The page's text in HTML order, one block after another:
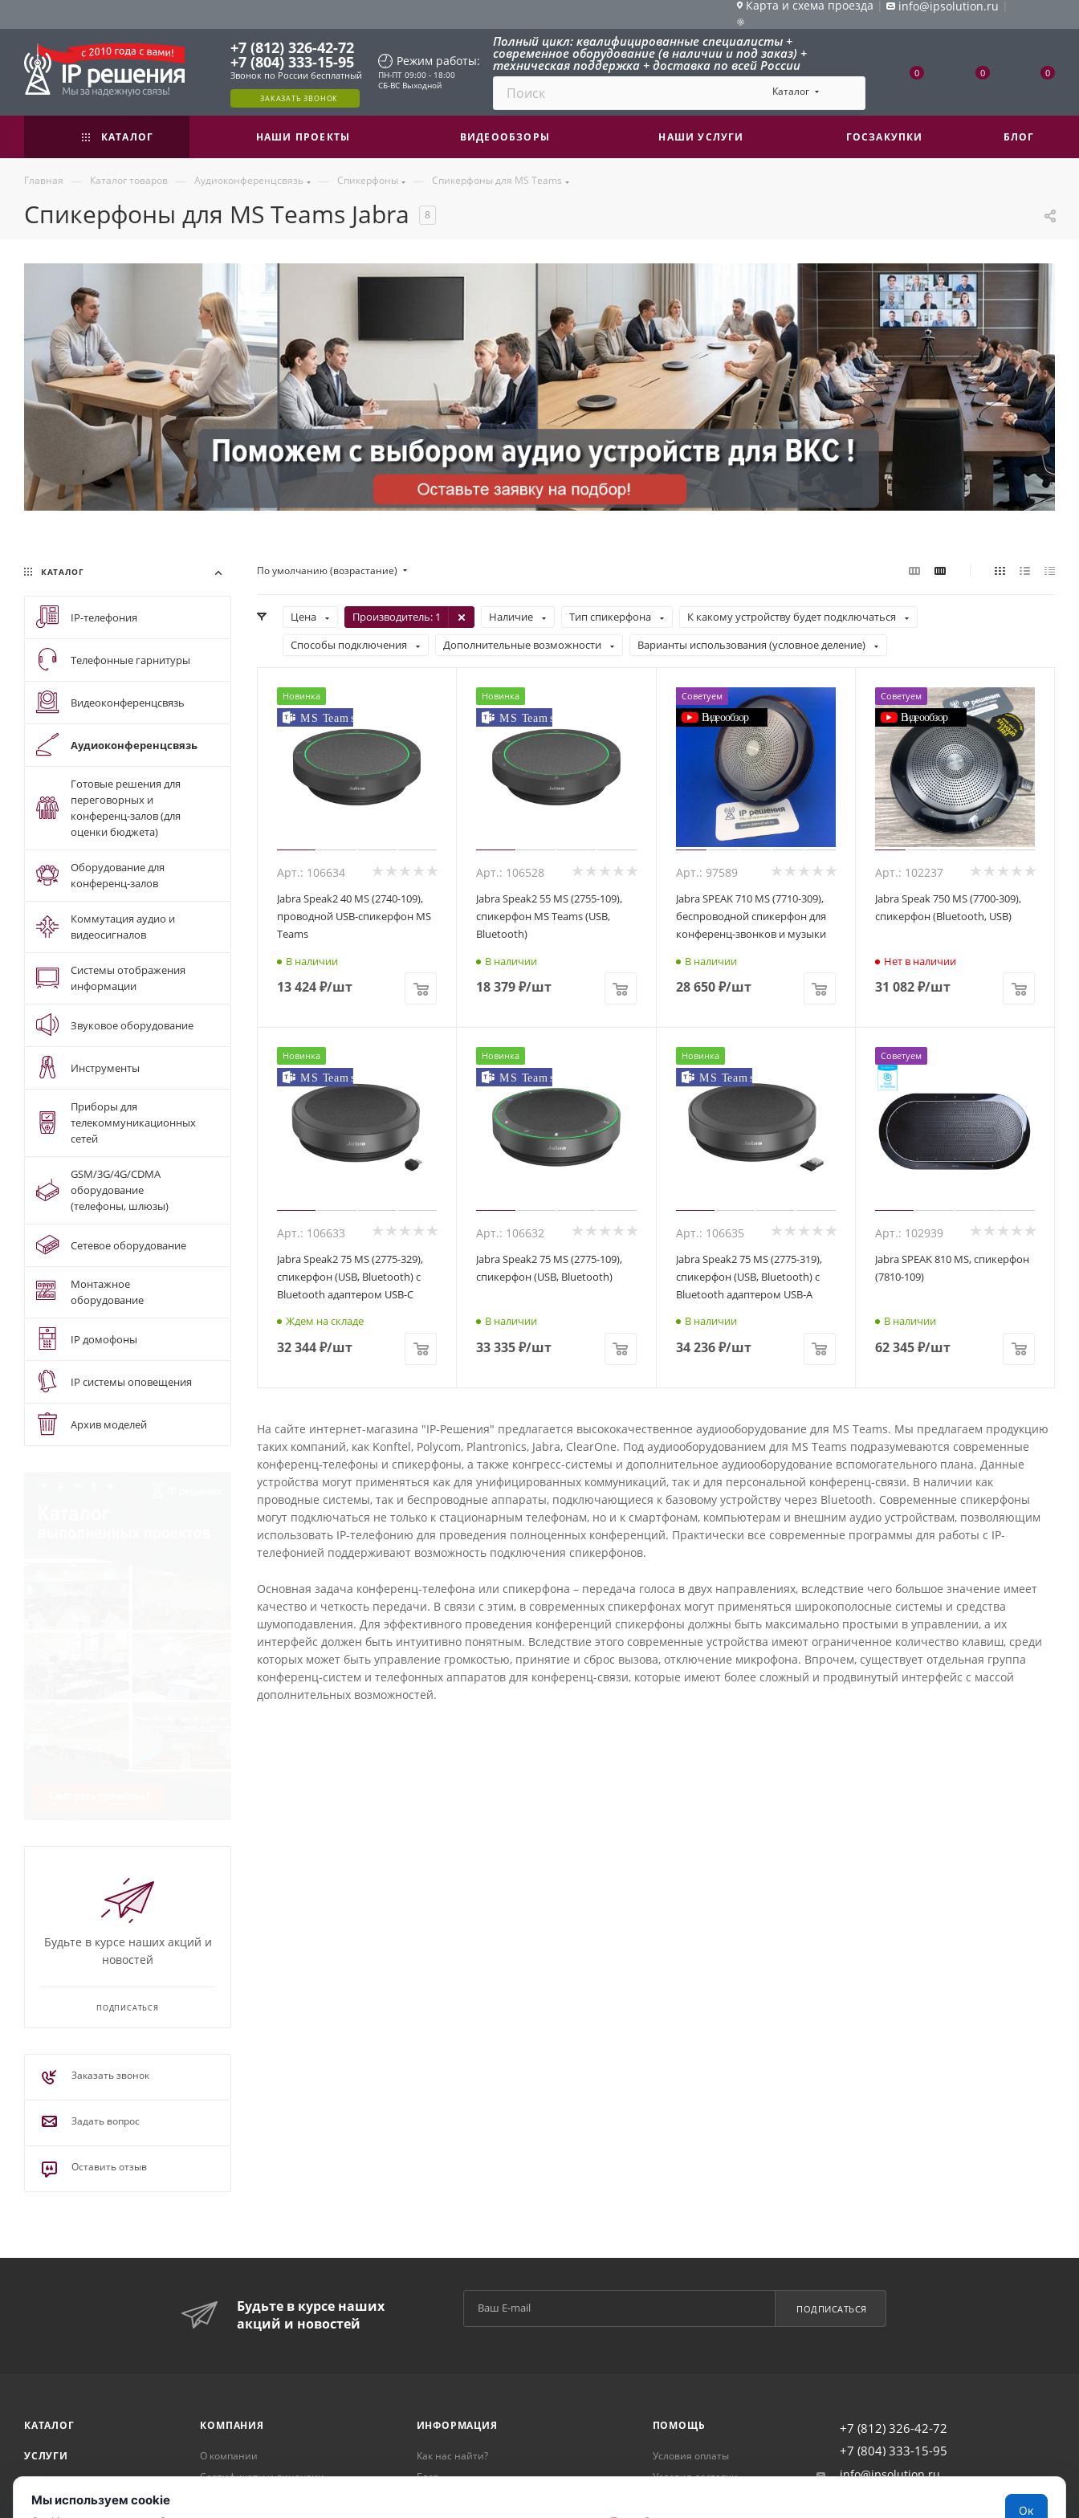
Карта и схема проезда | info@ipsolution.ru |
+7 (812) 326-42-72
+7 (804) 333-15-95
Звонок по России бесплатный
ЗАКАЗАТЬ ЗВОНОК
Режим работы:
ПН-ПТ 09:00 - 18:00
СБ-ВС Выходной
Полный цикл: квалифицированные специалисты +
современное оборудование (в наличии и под заказ) +
техническая поддержка + доставка по всей России
Каталог
0 0 0
КАТАЛОГ НАШИ ПРОЕКТЫ ВИДЕООБЗОРЫ НАШИ УСЛУГИ ГОСЗАКУПКИ БЛОГ
Главная — Каталог товаров — Аудиоконференцсвязь — Спикерфоны — Спикерфоны для MS Teams
Спикерфоны для MS Teams Jabra 8
По умолчанию (возрастание)
Цена Производитель: 1 Наличие Тип спикерфона
К какому устройству будет подключаться
Способы подключения
Дополнительные возможности Варианты использования (условное деление)
Новинка
Арт.: 106634
Jabra Speak2 40 MS (2740-109),
проводной USB-спикерфон MS
Teams
В наличии
13 424₽/шт
Новинка
Арт.: 106528
Jabra Speak2 55 MS (2755-109),
спикерфон MS Teams (USB,
Bluetooth)
В наличии
18 379₽/шт
Советуем
Арт.: 97589
Jabra SPEAK 710 MS (7710-309),
беспроводной спикерфон для
конференц-звонков и музыки
В наличии
28 650₽/шт
Советуем
Арт.: 102237
Jabra Speak 750 MS (7700-309),
cпикерфон (Bluetooth, USB)
Нет в наличии
31 082₽/шт
Новинка
Арт.: 106633
Jabra Speak2 75 MS (2775-329),
спикерфон (USB, Bluetooth) с
Bluetooth адаптером USB-C
Ждем на складе
32 344₽/шт
Новинка
Арт.: 106632
Jabra Speak2 75 MS (2775-109),
спикерфон (USB, Bluetooth)
В наличии
33 335₽/шт
Новинка
Арт.: 106635
Jabra Speak2 75 MS (2775-319),
спикерфон (USB, Bluetooth) с
Bluetooth адаптером USB-A
В наличии
34 236₽/шт
Советуем
Арт.: 102939
Jabra SPEAK 810 MS, спикерфон
(7810-109)
В наличии
62 345₽/шт
На сайте интернет-магазина "IP-Решения" предлагается высококачественное аудиооборудование для MS Teams. Мы предлагаем продукцию
таких компаний, как Konftel, Polycom, Plantronics, Jabra, ClearOne. Под аудиооборудованием для MS Teams подразумеваются современные
конференц-телефоны и спикерфоны, а также конгресс-системы и дополнительное аудиооборудование вспомогательного плана. Данные
устройства могут применяться как для унифицированных коммуникаций, так и для персональной конференц-связи. В наличии как
проводные системы, так и беспроводные аппараты, подключающиеся к базовому устройству через Bluetooth. Современные спикерфоны
могут подключаться не только к стационарным телефонам, но и к смартфонам, компьютерам и внешним аудио устройствам, позволяющим
использовать IP-телефонию для проведения полноценных конференций. Практически все современные программы для работы с IP-
телефонией поддерживают возможность подключения спикерфонов.
Основная задача конференц-телефона или спикерфона – передача голоса в двух направлениях, вследствие чего большое значение имеет
качество и четкость передачи. В связи с этим, в современных спикерфонах могут применяться широкополосные системы и средства
шумоподавления. Для эффективного проведения конференций спикерфоны должны быть максимально простыми в управлении, а их
интерфейс должен быть интуитивно понятным. Вследствие этого современные устройства имеют ограниченное количество клавиш, среди
которых может быть управление громкостью, принятие и сброс вызова, отключение микрофона. Впрочем, существует отдельная группа
конференц-систем и телефонных аппаратов для конференц-связи, которые имеют более сложный и продвинутый интерфейс с массой
дополнительных возможностей.
КАТАЛОГ
IP-телефония
Телефонные гарнитуры
Видеоконференцсвязь
Аудиоконференцсвязь
Готовые решения для
переговорных и
конференц-залов (для
оценки бюджета)
Оборудование для
конференц-залов
Коммутация аудио и
видеосигналов
Системы отображения
информации
Звуковое оборудование
Инструменты
Приборы для
телекоммуникационных
сетей
GSM/3G/4G/CDMA
оборудование
(телефоны, шлюзы)
Сетевое оборудование
Монтажное
оборудование
IP домофоны
IP системы оповещения
Архив моделей
Будьте в курсе наших акций и
новостей
ПОДПИСАТЬСЯ
Заказать звонок
Задать вопрос
Оставить отзыв
Будьте в курсе наших
акций и новостей
ПОДПИСАТЬСЯ
КАТАЛОГ
УСЛУГИ
КОМПАНИЯ
О компании
Сертификаты и лицензии
ИНФОРМАЦИЯ
Как нас найти?
Блог
ПОМОЩЬ
Условия оплаты
Условия доставки
+7 (812) 326-42-72
+7 (804) 333-15-95
info@ipsolution.ru
г. Санкт-Петербург, наб. Обводного
Мы используем cookie
Ок